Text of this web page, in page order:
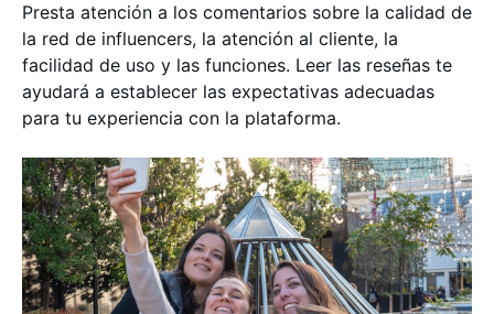
Presta atención a los comentarios sobre la calidad de
la red de influencers, la atención al cliente, la
facilidad de uso y las funciones. Leer las reseñas te
ayudará a establecer las expectativas adecuadas
para tu experiencia con la plataforma.